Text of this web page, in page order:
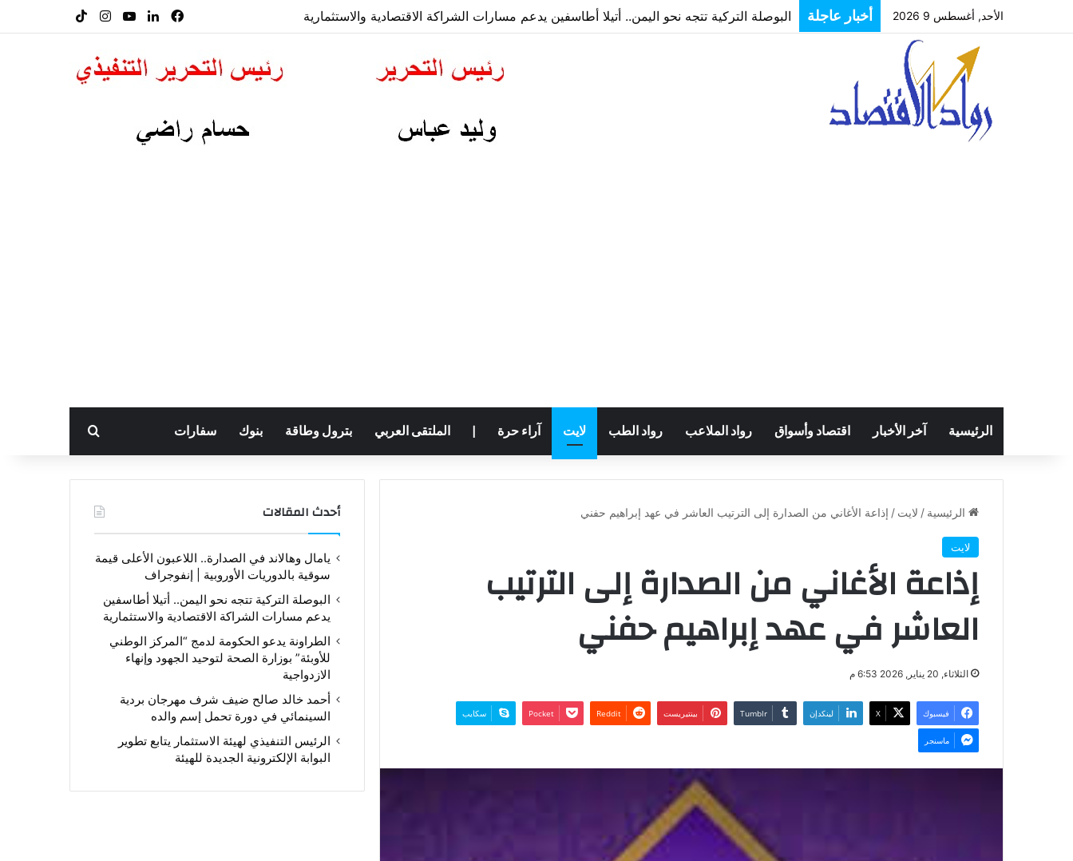
الأحد, أغسطس 9 2026 أخبار عاجلة
فيسبوكلينكدإن‫YouTube
انستقرام
الرئيسية آخر الأخبار اقتصاد وأسواق رواد الملاعب رواد الطب لايت آراء حرة الملتقى العربي بترول وطاقة بنوك سفارات بحث عن
الرئيسية / لايت / إذاعة الأغاني من الصدارة إلى الترتيب العاشر في عهد إبراهيم حفني
لايت
إذاعة الأغاني من الصدارة إلى الترتيب
العاشر في عهد إبراهيم حفني
الثلاثاء, 20 يناير, 2026 6:53 م
فيسبوك ‫X لينكدإن بينتيريست ‫Pocket سكايب
ماسنجر
أحدث المقالات
يامال وهالاند في الصدارة.. اللاعبون الأعلى قيمة
سوقية بالدوريات الأوروبية | إنفوجراف
البوصلة التركية تتجه نحو اليمن.. أتيلا أطاسفين
يدعم مسارات الشراكة الاقتصادية والاستثمارية
الطراونة يدعو الحكومة لدمج “المركز الوطني
للأوبئة” بوزارة الصحة لتوحيد الجهود وإنهاء
الازدواجية
أحمد خالد صالح ضيف شرف مهرجان بردية
السينمائي في دورة تحمل إسم والده
الرئيس التنفيذي لهيئة الاستثمار يتابع تطوير
البوابة الإلكترونية الجديدة للهيئة